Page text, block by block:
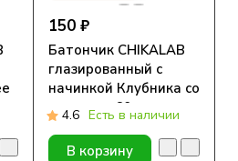
150 ₽
Батончик CHIKALAB
глазированный с
начинкой Клубника со
сливками 60гр.
4.6 Есть в наличии
В корзину